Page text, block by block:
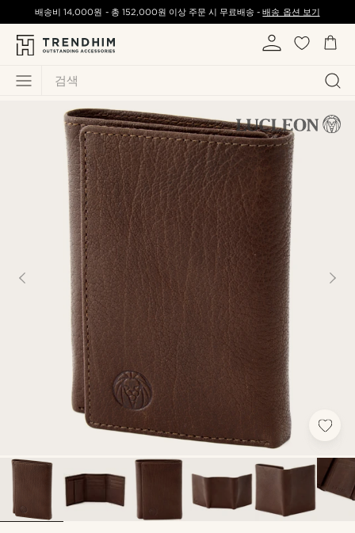
검색
배송비14,000원 - 총 152,000원 이상 주문 시 무료배송 -배송 옵션 보기